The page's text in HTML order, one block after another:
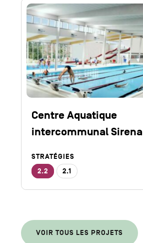
Centre Aquatique
intercommunal Sirena
STRATÉGIES
2.2
2.1
Plus
d’infos
VOIR TOUS LES PROJETS